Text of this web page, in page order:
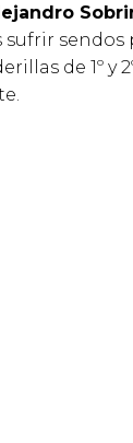
sendos
de 1º y